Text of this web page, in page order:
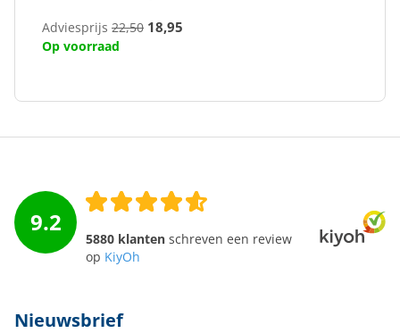
Adviesprijs 22,50 18,95
Op voorraad
9.2
5880 klanten schreven een review
op KiyOh
Nieuwsbrief